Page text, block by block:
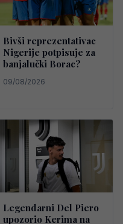
Bivši reprezentativac
Nigerije potpisuje za
banjalučki Borac?
09/08/2026
Legendarni Del Piero
upozorio Kerima na